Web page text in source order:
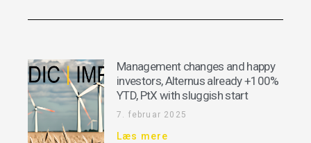
Management changes and happy
investors, Alternus already +100%
YTD, PtX with sluggish start
7. februar 2025
Læs mere